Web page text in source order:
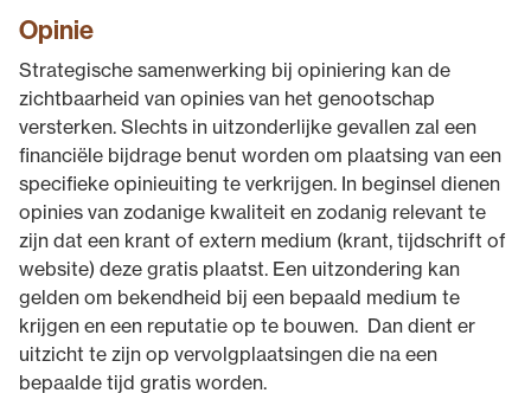
Opinie
Strategische samenwerking bij opiniering kan de
zichtbaarheid van opinies van het genootschap
versterken. Slechts in uitzonderlijke gevallen zal een
financiële bijdrage benut worden om plaatsing van een
specifieke opinieuiting te verkrijgen. In beginsel dienen
opinies van zodanige kwaliteit en zodanig relevant te
zijn dat een krant of extern medium (krant, tijdschrift of
website) deze gratis plaatst. Een uitzondering kan
gelden om bekendheid bij een bepaald medium te
krijgen en een reputatie op te bouwen. Dan dient er
uitzicht te zijn op vervolgplaatsingen die na een
bepaalde tijd gratis worden.